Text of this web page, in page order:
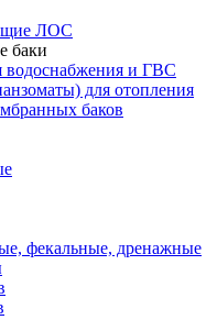
ЛОС
баки
водоснабжения и ГВС
для отопления
баков
фекальные, дренажные